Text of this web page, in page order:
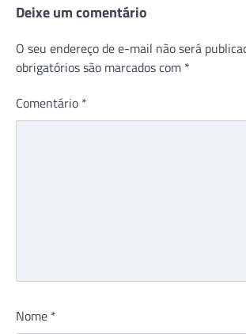
Deixe um comentário
O seu endereço de e-mail não será
obrigatórios são marcados com *
Comentário *
Nome *